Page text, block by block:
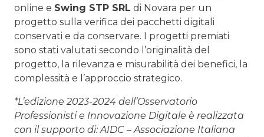
online e Swing STP SRL di Novara per un
progetto sulla verifica dei pacchetti digitali
conservati e da conservare. I progetti premiati
sono stati valutati secondo l’originalità del
progetto, la rilevanza e misurabilità dei benefici, la
complessità e l’approccio strategico.
*L’edizione 2023-2024 dell’Osservatorio
Professionisti e Innovazione Digitale è realizzata
con il supporto di: AIDC – Associazione Italiana